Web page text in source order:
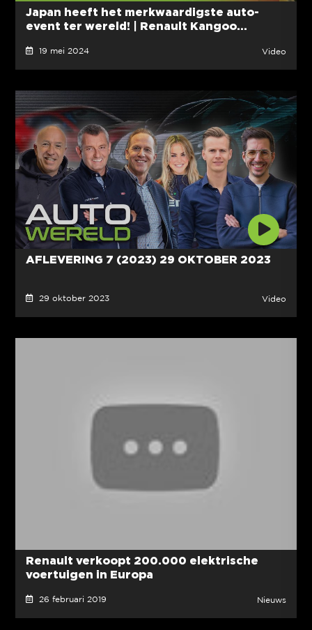
Japan heeft het merkwaardigste auto-
event ter wereld! | Renault Kangoo...
19 mei 2024 Video
AFLEVERING 7 (2023) 29 OKTOBER 2023
29 oktober 2023 Video
Renault verkoopt 200.000 elektrische
voertuigen in Europa
26 februari 2019 Nieuws